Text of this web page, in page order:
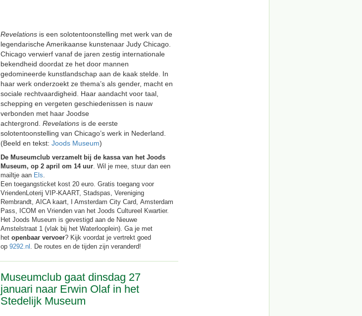
Revelationsis een solotentoonstelling met werk van de
legendarische Amerikaanse kunstenaar Judy Chicago.
Chicago verwierf vanaf de jaren zestig internationale
bekendheid doordat ze het door mannen
gedomineerde kunstlandschap aan de kaak stelde. In
haar werk onderzoekt ze thema’s als gender, macht en
sociale rechtvaardigheid. Haar aandacht voor taal,
schepping en vergeten geschiedenissen is nauw
verbonden met haar Joodse
achtergrond. Revelationsis de eerste
solotentoonstelling van Chicago’s werk in Nederland.
(Beeld en tekst: Joods Museum)
De Museumclub verzamelt bij de kassa van het Joods
Museum, op 2 april om 14 uur. Wil je mee, stuur dan een
mailtje aan Els.
Een toegangsticket kost 20 euro. Gratis toegang voor
VriendenLoterij VIP-KAART, Stadspas, Vereniging
Rembrandt, AICA kaart, I Amsterdam City Card, Amsterdam
Pass, ICOM en Vrienden van het Joods Cultureel Kwartier.
Het Joods Museum is gevestigd aan de Nieuwe
Amstelstraat 1 (vlak bij het Waterlooplein). Ga je met
het openbaar vervoer? Kijk voordat je vertrekt goed
op 9292.nl . De routes en de tijden zijn veranderd!
Museumclub gaat dinsdag 27
januari naar Erwin Olaf in het
Stedelijk Museum